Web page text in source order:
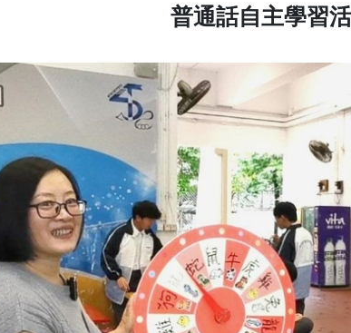
普通話自主學習